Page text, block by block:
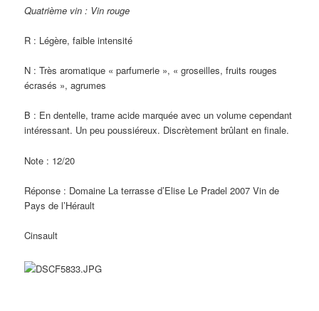
Quatrième vin : Vin rouge
R : Légère, faible intensité
N : Très aromatique « parfumerie », « groseilles, fruits rouges
écrasés », agrumes
B : En dentelle, trame acide marquée avec un volume cependant
intéressant. Un peu poussiéreux. Discrètement brûlant en finale.
Note : 12/20
Réponse : Domaine La terrasse d’Elise Le Pradel 2007 Vin de
Pays de l’Hérault
Cinsault